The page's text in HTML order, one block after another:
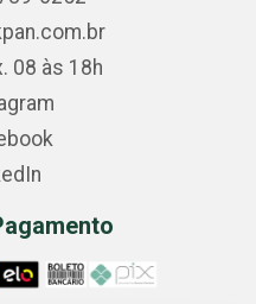
08 às 18h